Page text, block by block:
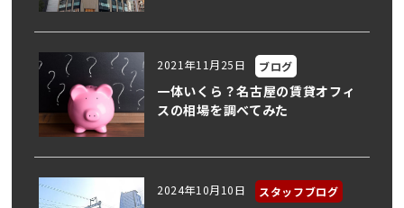
2021年11月25日 ブログ
一体いくら？名古屋の賃貸オフィ
スの相場を調べてみた
2024年10月10日 スタッフブログ